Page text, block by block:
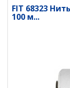
FIT 68323
100 м...